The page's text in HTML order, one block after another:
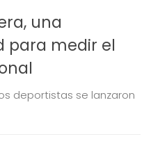
una
para medir el
deportistas se lanzaron